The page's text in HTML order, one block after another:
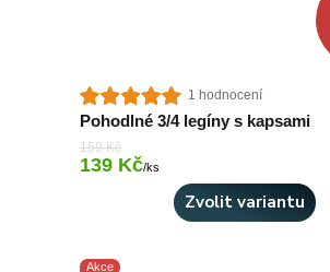
1 hodnocení
Pohodlné 3/4 legíny s kapsami
159 Kč
139 Kč/ks
Zvolit variantu
Akce